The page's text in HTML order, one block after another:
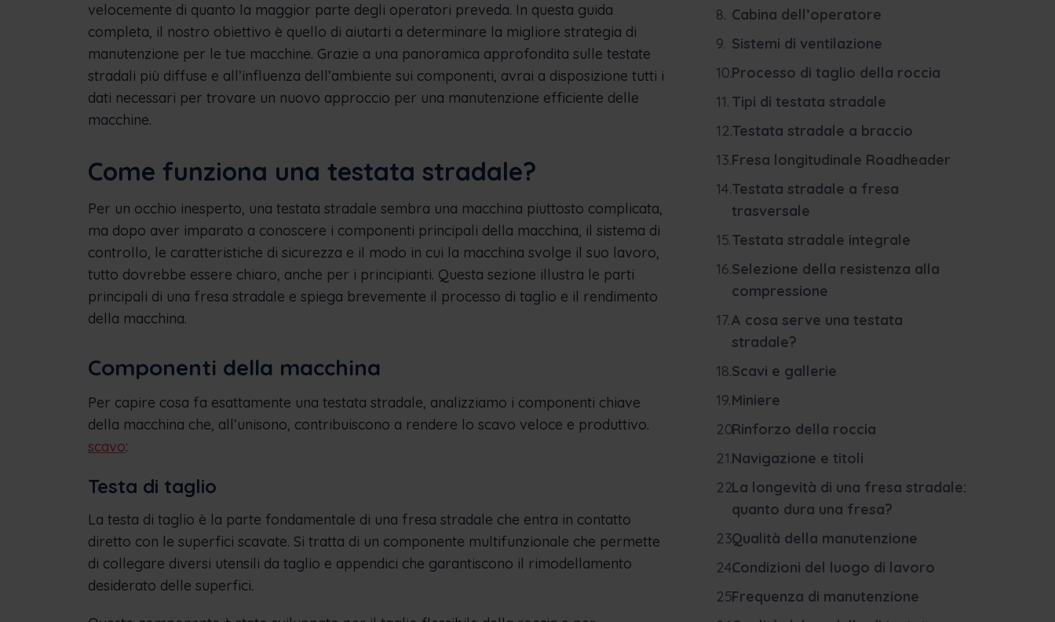
velocemente di quanto la maggior parte degli operatori preveda. In questa guida
completa, il nostro obiettivo è quello di aiutarti a determinare la migliore strategia di
manutenzione per le tue macchine. Grazie a una panoramica approfondita sulle testate
stradali più diffuse e all’influenza dell’ambiente sui componenti, avrai a disposizione tutti i
dati necessari per trovare un nuovo approccio per una manutenzione efficiente delle
macchine.
Come funziona una testata stradale?
Per un occhio inesperto, una testata stradale sembra una macchina piuttosto complicata,
ma dopo aver imparato a conoscere i componenti principali della macchina, il sistema di
controllo, le caratteristiche di sicurezza e il modo in cui la macchina svolge il suo lavoro,
tutto dovrebbe essere chiaro, anche per i principianti. Questa sezione illustra le parti
principali di una fresa stradale e spiega brevemente il processo di taglio e il rendimento
della macchina.
Componenti della macchina
Per capire cosa fa esattamente una testata stradale, analizziamo i componenti chiave
della macchina che, all’unisono, contribuiscono a rendere lo scavo veloce e produttivo.
scavo:
Testa di taglio
La testa di taglio è la parte fondamentale di una fresa stradale che entra in contatto
diretto con le superfici scavate. Si tratta di un componente multifunzionale che permette
di collegare diversi utensili da taglio e appendici che garantiscono il rimodellamento
desiderato delle superfici.
Cabina dell’operatore
Sistemi di ventilazione
Processo di taglio della roccia
Tipi di testata stradale
Testata stradale a braccio
Fresa longitudinale Roadheader
Testata stradale a fresa
trasversale
Testata stradale integrale
Selezione della resistenza alla
compressione
A cosa serve una testata
stradale?
Scavi e gallerie
Miniere
Rinforzo della roccia
Navigazione e titoli
La longevità di una fresa stradale:
quanto dura una fresa?
Qualità della manutenzione
Condizioni del luogo di lavoro
Frequenza di manutenzione